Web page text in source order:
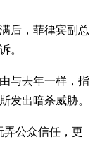
后，菲律宾副总
。
与去年一样，指
发出暗杀威胁。
弄公众信任，更